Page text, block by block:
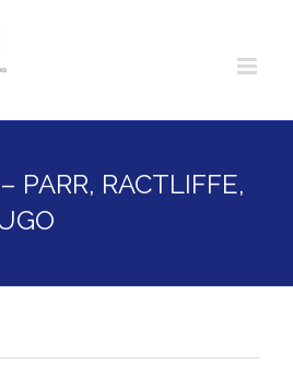
PARR, RACTLIFFE,